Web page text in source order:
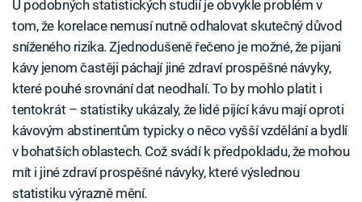
U podobných statistických studií je obvykle problém v
tom, že korelace nemusí nutně odhalovat skutečný důvod
sníženého rizika. Zjednodušeně řečeno je možné, že pijani
kávy jenom častěji páchají jiné zdraví prospěšné návyky,
které pouhé srovnání dat neodhalí. To by mohlo platit i
tentokrát – statistiky ukázaly, že lidé pijící kávu mají oproti
kávovým abstinentům typicky o něco vyšší vzdělání a bydlí
v bohatších oblastech. Což svádí k předpokladu, že mohou
mít i jiné zdraví prospěšné návyky, které výslednou
statistiku výrazně mění.